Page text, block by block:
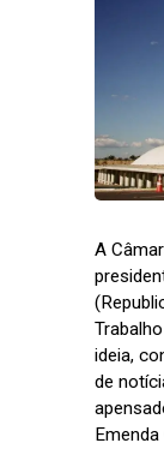
A
ideia,
de